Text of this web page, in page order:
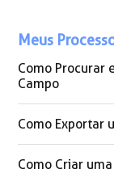
Meus
Como Procurar
Campo
Como Exportar
Como Criar